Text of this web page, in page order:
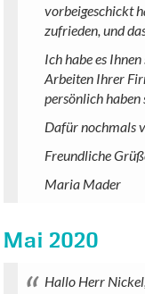
vorbeigeschickt
zufrieden, und
Ich habe es
Arbeiten Ihrer
persönlich
Dafür nochmals
Freundliche
Maria Mader
Mai 2020
Hallo Herr Nickel,